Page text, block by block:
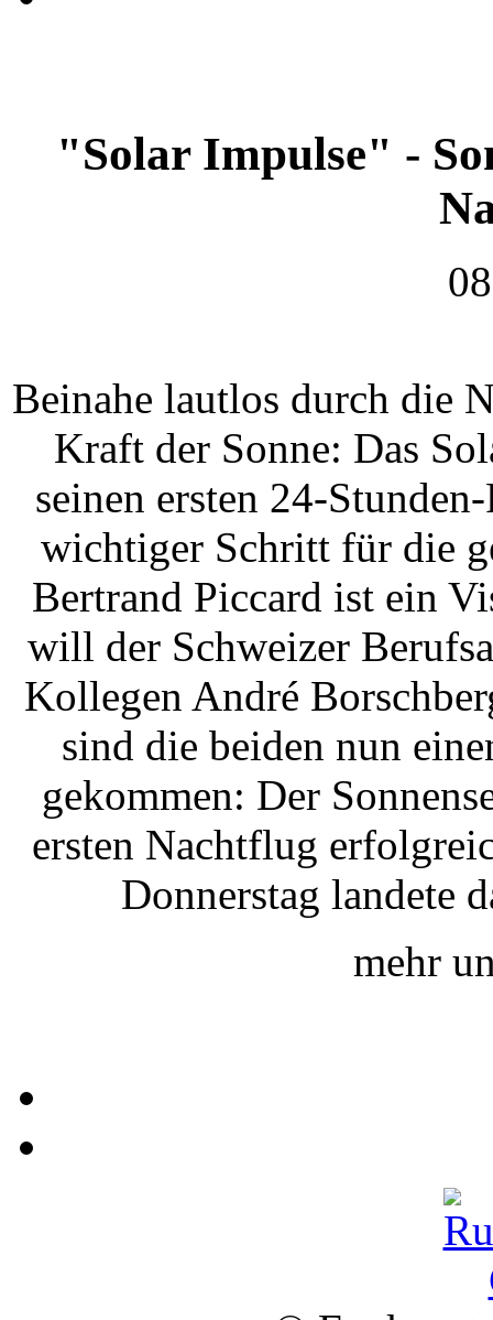
"Solar Impulse" -
Beinahe lautlos durch die
Kraft der Sonne: Das
seinen ersten 24-
wichtiger Schritt für die
Bertrand Piccard ist ein
will der Schweizer
Kollegen André
sind die beiden nun
gekommen: Der
ersten Nachtflug
Donnerstag landete
mehr